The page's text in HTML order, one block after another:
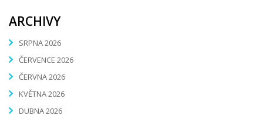
ARCHIVY
SRPNA 2026
ČERVENCE 2026
ČERVNA 2026
KVĚTNA 2026
DUBNA 2026